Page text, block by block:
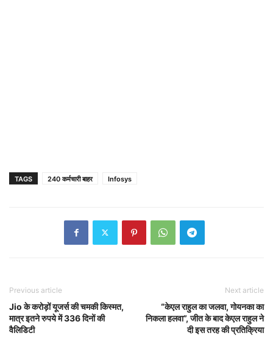
TAGS 240 कर्मचारी बाहर Infosys
Previous article
Jio के करोड़ों यूजर्स की चमकी किस्मत,
मात्र इतने रुपये में 336 दिनों की
वैलिडिटी
Next article
“केएल राहुल का जलवा, गोयनका का
निकला हलवा”, जीत के बाद केएल राहुल ने
दी इस तरह की प्रतिक्रिया